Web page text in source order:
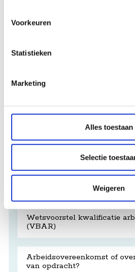
Voorkeuren
Statistieken
Marketing
Alles toestaan
Selectie
Weigeren
Geslaagd Seminar & Jonge
Seminar Energietransitie &
Borrel
Wetsvoorstel kwalificatie
(VBAR)
Arbeidsovereenkomst of
van opdracht?